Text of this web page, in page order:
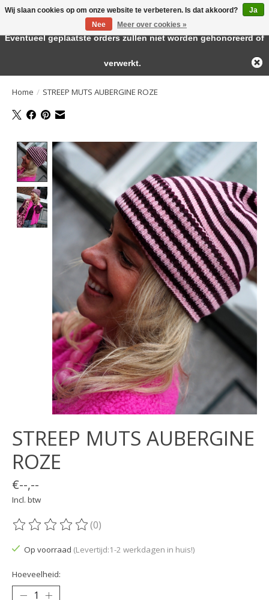
Large selection of products and fast shipping!
Home / STREEP MUTS AUBERGINE ROZE
Product image slideshow Items
STREEP MUTS AUBERGINE
ROZE
€--,--
Incl. btw
De beoordeling van dit product is
(0)
Op voorraad (Levertijd:1-2 werkdagen in huis!)
Hoeveelheid:
Wij slaan cookies op om onze website te verbeteren. Is dat akkoord?
Ja
Nee
Meer over cookies »
← Keer terug naar de backofficeDeze winkel is in aanbouw.
Eventueel geplaatste orders zullen niet worden gehonoreerd of
verwerkt.